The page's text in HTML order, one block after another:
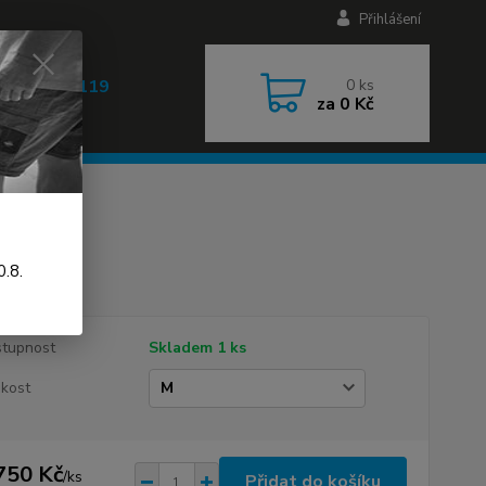
Přihlášení
030 119
17h)
0 ks
za 0 Kč
Skladem 1 ks
Kč/ks